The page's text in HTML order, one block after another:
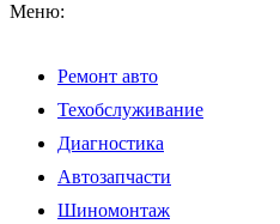
Меню:
Ремонт авто
Техобслуживание
Диагностика
Автозапчасти
Шиномонтаж